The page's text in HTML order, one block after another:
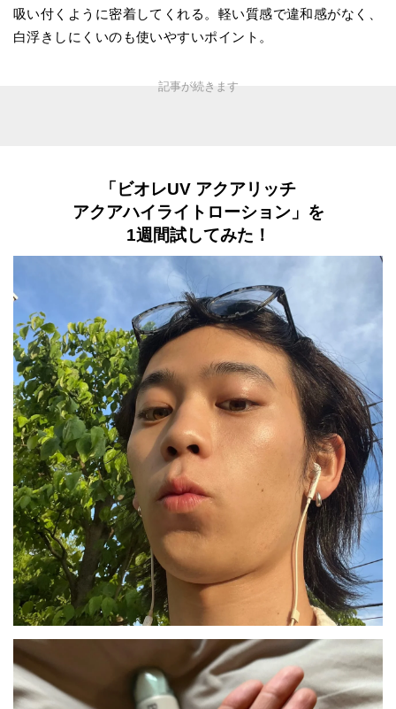
吸い付くように密着してくれる。軽い質感で違和感がなく、
白浮きしにくいのも使いやすいポイント。
「ビオレUV アクアリッチ
アクアハイライトローション」を
1週間試してみた！